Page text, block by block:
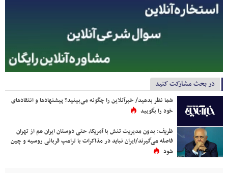
در بحث مشارکت کنید
شما نظر بدهید/ خبرآنلاین را چگونه می‌بینید؟ پیشنهادها و انتقادهای
خود را بگویید
ظریف: بدون مدیریت تنش با آمریکا، حتی دوستان ایران هم از تهران
فاصله می‌گیرند/ایران نباید در مذاکرات با ترامپ قربانی روسیه و چین
شود